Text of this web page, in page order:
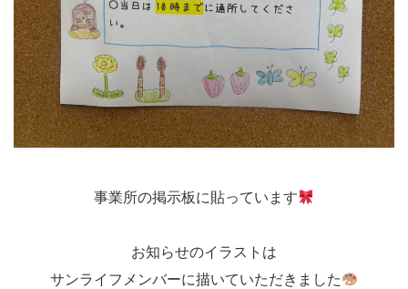
事業所の掲示板に貼っています
お知らせのイラストは
サンライフメンバーに描いていただきました